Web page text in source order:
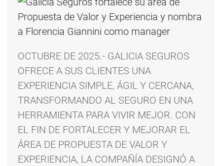
OCTUBRE DE 2025.- GALICIA SEGUROS
OFRECE A SUS CLIENTES UNA
EXPERIENCIA SIMPLE, ÁGIL Y CERCANA,
TRANSFORMANDO AL SEGURO EN UNA
HERRAMIENTA PARA VIVIR MEJOR. CON
EL FIN DE FORTALECER Y MEJORAR EL
ÁREA DE PROPUESTA DE VALOR Y
EXPERIENCIA, LA COMPAÑÍA DESIGNÓ A